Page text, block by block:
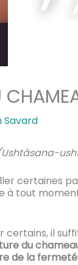
Savard
certaines
à tout
il
du
de la